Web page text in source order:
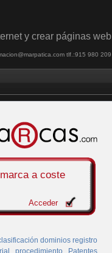
y crear páginas web
tlf.:915 980 209
a coste
Acceder
dominios registro